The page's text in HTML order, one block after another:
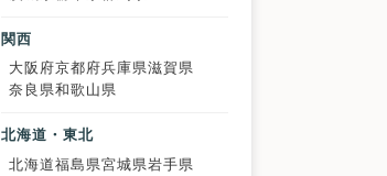
関西
大阪府京都府兵庫県滋賀県
奈良県和歌山県
北海道・東北
北海道福島県宮城県岩手県